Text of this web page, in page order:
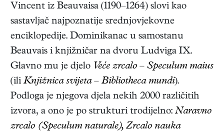
Vincent iz Beauvaisa (1190–1264) slovi kao
sastavljač najpoznatije srednjovjekovne
enciklopedije. Dominikanac u samostanu
Beauvais i knjižničar na dvoru Ludviga IX.
Glavno mu je djelo Veće zrcalo – Speculum maius
(ili Knjižnica svijeta – Bibliotheca mundi).
Podloga je njegova djela nekih 2000 različitih
izvora, a ono je po strukturi trodijelno: Naravno
zrcalo (Speculum naturale), Zrcalo nauka